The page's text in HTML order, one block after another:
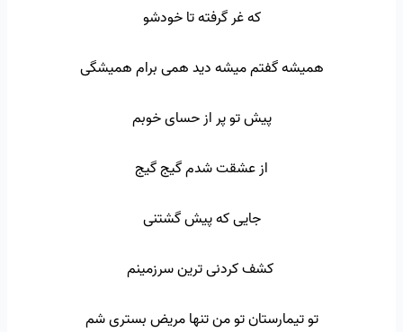
که غر گرفته تا خودشو
همیشه گفتم میشه دید همی برام همیشگی
پیش تو پر از حسای خوبم
از عشقت شدم گیج گیج
جایی که پیش گشتنی
کشف کردنی ترین سرزمینم
تو تیمارستان تو من تنها مریض بستری شم